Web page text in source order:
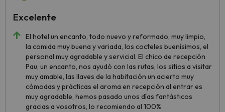
El hotel un encanto, todo nuevo y reformado, muy limpio,
la comida muy buena y variada, los cocteles buenísimos, el
personal muy agradable y servicial. El chico de recepción
Pau, un encanto, nos ayudó con las rutas, los sitios a visitar
muy amable, las llaves de la habitación un acierto muy
cómodas y prácticas el aroma en recepción al entrar es
muy agradable, hemos pasado unos días fantásticos
gracias a vosotros, lo recomiendo al 100%
Excelente